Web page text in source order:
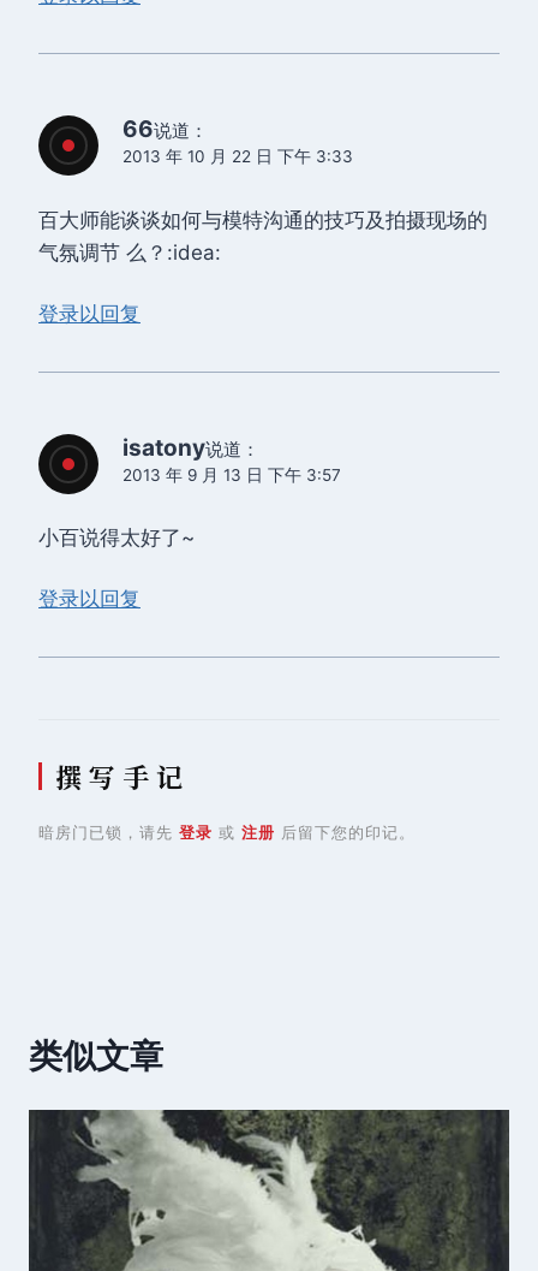
66说道：
2013 年 10 月 22 日 下午 3:33
百大师能谈谈如何与模特沟通的技巧及拍摄现场的
气氛调节 么？:idea:
登录以回复
isatony说道：
2013 年 9 月 13 日 下午 3:57
小百说得太好了~
登录以回复
撰 写 手 记
暗房门已锁，请先 登录 或 注册 后留下您的印记。
类似文章